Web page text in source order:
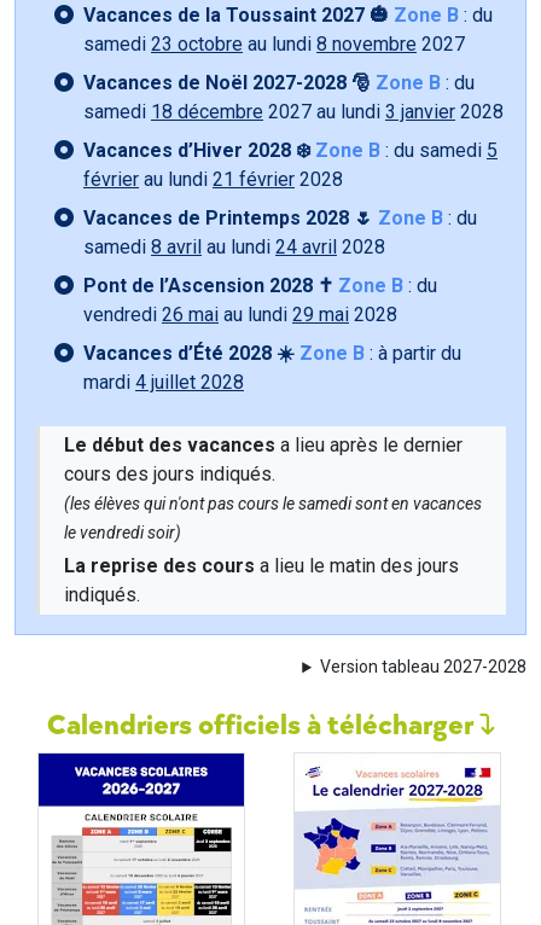
Vacances de la Toussaint 2027 🎃 Zone B : du
samedi 23 octobre au lundi 8 novembre 2027
Vacances de Noël 2027-2028 🎅 Zone B : du
samedi 18 décembre 2027 au lundi 3 janvier 2028
Vacances d’Hiver 2028 ❄️ Zone B : du samedi 5
février au lundi 21 février 2028
Vacances de Printemps 2028 🌷 Zone B : du
samedi 8 avril au lundi 24 avril 2028
Pont de l’Ascension 2028 ✝️ Zone B : du
vendredi 26 mai au lundi 29 mai 2028
Vacances d’Été 2028 ☀️ Zone B : à partir du
mardi 4 juillet 2028
Le début des vacances a lieu après le dernier
cours des jours indiqués.
(les élèves qui n'ont pas cours le samedi sont en vacances
le vendredi soir)
La reprise des cours a lieu le matin des jours
indiqués.
Version tableau 2027-2028
Calendriers officiels à télécharger